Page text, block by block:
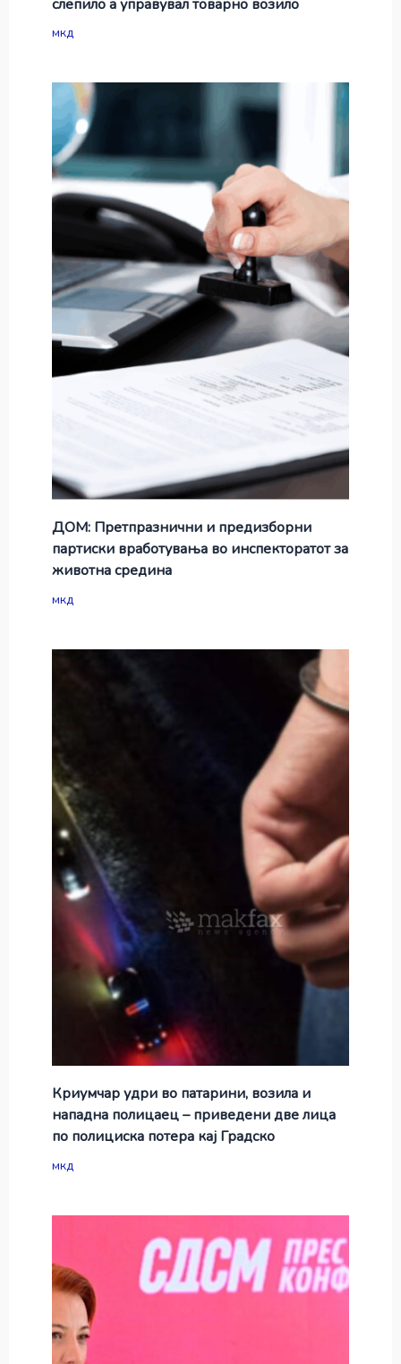
слепило а управувал товарно возило
мкд
ДОМ: Претпразнични и предизборни
партиски вработувања во инспекторатот за
животна средина
мкд
Криумчар удри во патарини, возила и
нападна полицаец – приведени две лица
по полициска потера кај Градско
мкд